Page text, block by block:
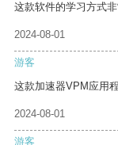
这款软件的学习方式
2024-08-01
游客
这款加速器VPM应用
2024-08-01
游客